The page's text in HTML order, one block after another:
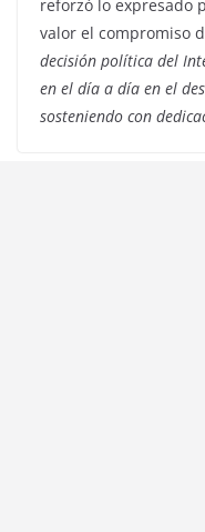
reforzó lo expresado
valor el compromiso
decisión política del
en el día a día en el
sosteniendo con